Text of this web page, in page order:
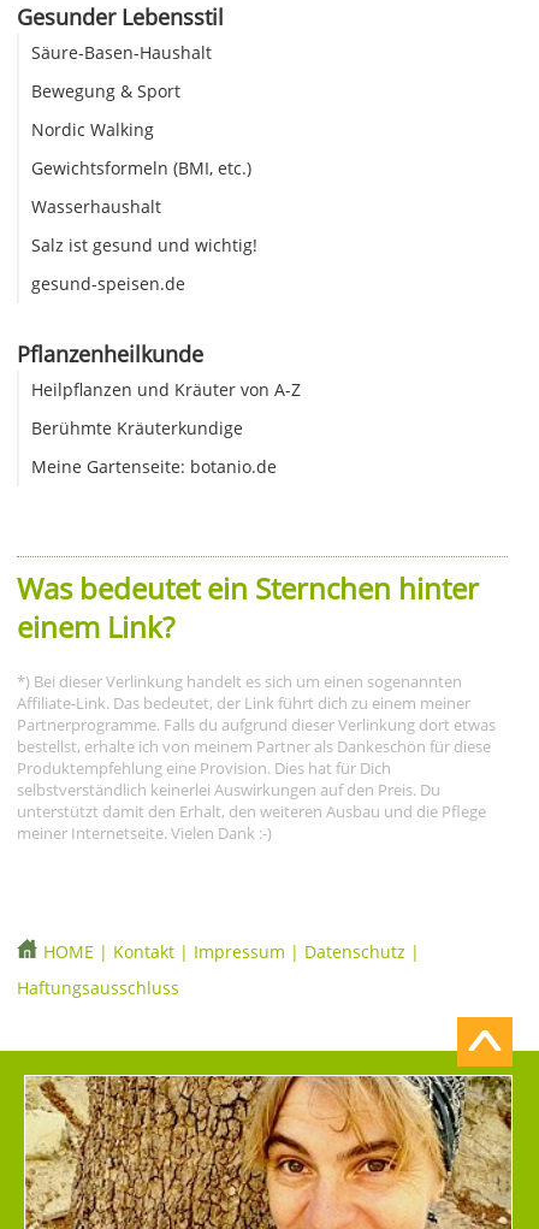
Gesunder Lebensstil
Säure-Basen-Haushalt
Bewegung & Sport
Nordic Walking
Gewichtsformeln (BMI, etc.)
Wasserhaushalt
Salz ist gesund und wichtig!
gesund-speisen.de
Pflanzenheilkunde
Heilpflanzen und Kräuter von A-Z
Berühmte Kräuterkundige
Meine Gartenseite: botanio.de
Was bedeutet ein Sternchen hinter
einem Link?
*) Bei dieser Verlinkung handelt es sich um einen sogenannten
Affiliate-Link. Das bedeutet, der Link führt dich zu einem meiner
Partnerprogramme. Falls du aufgrund dieser Verlinkung dort etwas
bestellst, erhalte ich von meinem Partner als Dankeschön für diese
Produktempfehlung eine Provision. Dies hat für Dich
selbstverständlich keinerlei Auswirkungen auf den Preis. Du
unterstützt damit den Erhalt, den weiteren Ausbau und die Pflege
meiner Internetseite. Vielen Dank :-)
HOME | Kontakt | Impressum | Datenschutz |
Haftungsausschluss